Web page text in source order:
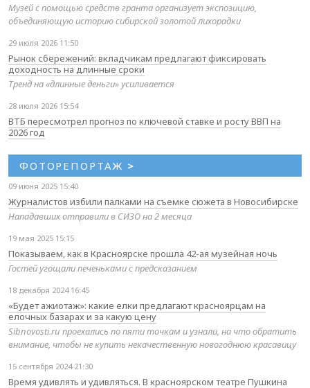
Музей с помощью средств гранта организует экспозицию,
объединяющую историю сибирской золотой лихорадки
29 июля 2026 11:50
Рынок сбережений: вкладчикам предлагают фиксировать
доходность на длинные сроки
Тренд на «длинные деньги» усиливается
28 июля 2026 15:54
ВТБ пересмотрел прогноз по ключевой ставке и росту ВВП на
2026 год
ФОТОРЕПОРТАЖ >
09 июня 2025 15:40
Журналистов избили палками на съемке сюжета в Новосибирске
Нападавших отправили в СИЗО на 2 месяца
19 мая 2025 15:15
Показываем, как в Красноярске прошла 42-ая музейная ночь
Гостей угощали печеньками с предсказанием
18 декабря 2024 16:45
«Будет ажиотаж»: какие елки предлагают красноярцам на
елочных базарах и за какую цену
Sibnovosti.ru проехались по пяти точкам и узнали, на что обратить
внимание, чтобы не купить некачественную новогоднюю красавицу
15 сентября 2024 21:30
Время удивлять и удивляться. В красноярском театре Пушкина